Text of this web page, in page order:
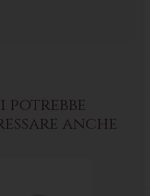
potrebbe
anche